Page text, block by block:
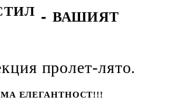
- ВАШИЯТ
пролет-лято.
ЕЛЕГАНТНОСТ!!!